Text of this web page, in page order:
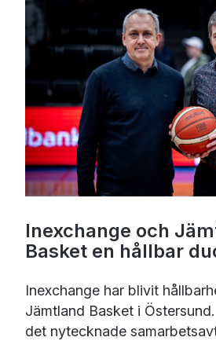
Inexchange och
Basket en hållbar
Inexchange har blivit
Jämtland Basket i
det nytecknade